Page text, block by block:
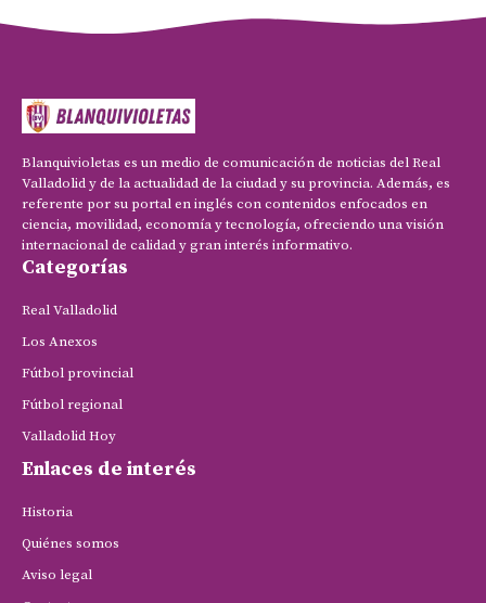
Blanquivioletas es un medio de comunicación de noticias del Real
Valladolid y de la actualidad de la ciudad y su provincia. Además, es
referente por su portal en inglés con contenidos enfocados en
ciencia, movilidad, economía y tecnología, ofreciendo una visión
internacional de calidad y gran interés informativo.
Categorías
Real Valladolid
Los Anexos
Fútbol provincial
Fútbol regional
Valladolid Hoy
Enlaces de interés
Historia
Quiénes somos
Aviso legal